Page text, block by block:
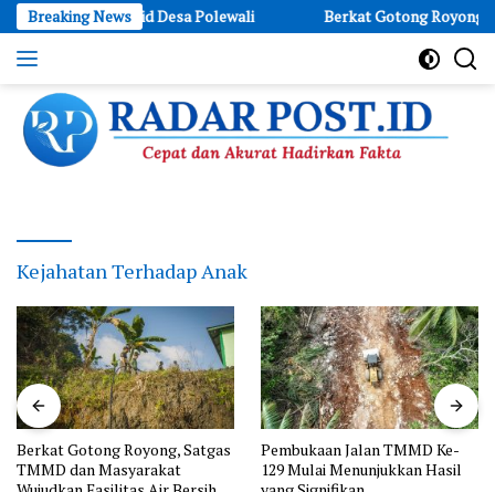
Skip
to
content
Breaking News
di Masjid Desa Polewali Berkat Gotong Royong, Satgas
dan
Akurat
Hadirkan
Fakta
Kejahatan Terhadap Anak
Berkat Gotong Royong, Satgas
TMMD dan Masyarakat
Pembukaan Jalan TMMD Ke-
129 Mulai Menunjukkan Hasil